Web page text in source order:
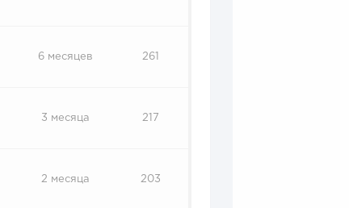
6 месяцев 261
3 месяца 217
2 месяца 203